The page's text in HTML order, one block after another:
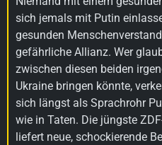
sich jemals mit Putin
gesunden
gefährliche Allianz. Wer
zwischen diesen beiden
Ukraine bringen könnte,
sich längst als Sprachrohr
wie in Taten. Die jüngste
liefert neue, schockierende